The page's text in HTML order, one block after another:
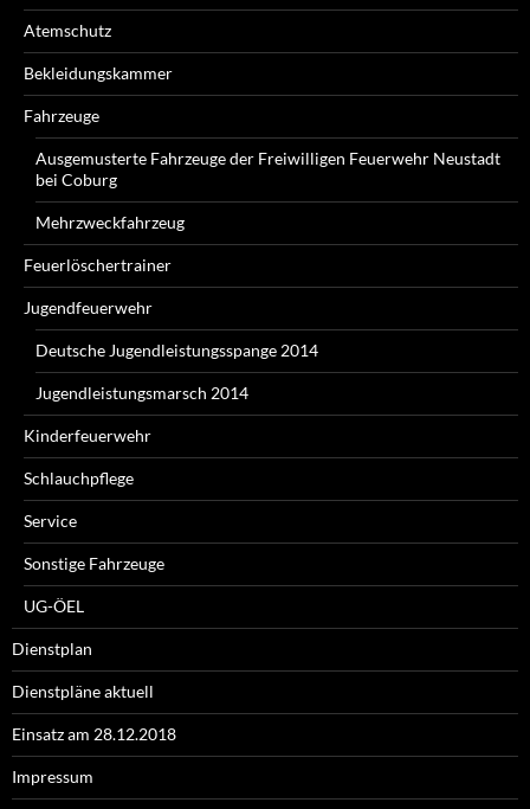
Atemschutz
Bekleidungskammer
Fahrzeuge
Ausgemusterte Fahrzeuge der Freiwilligen Feuerwehr Neustadt
bei Coburg
Mehrzweckfahrzeug
Feuerlöschertrainer
Jugendfeuerwehr
Deutsche Jugendleistungsspange 2014
Jugendleistungsmarsch 2014
Kinderfeuerwehr
Schlauchpflege
Service
Sonstige Fahrzeuge
UG-ÖEL
Dienstplan
Dienstpläne aktuell
Einsatz am 28.12.2018
Impressum